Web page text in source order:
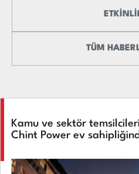
TÜM
Kamu ve sektör
Chint Power ev